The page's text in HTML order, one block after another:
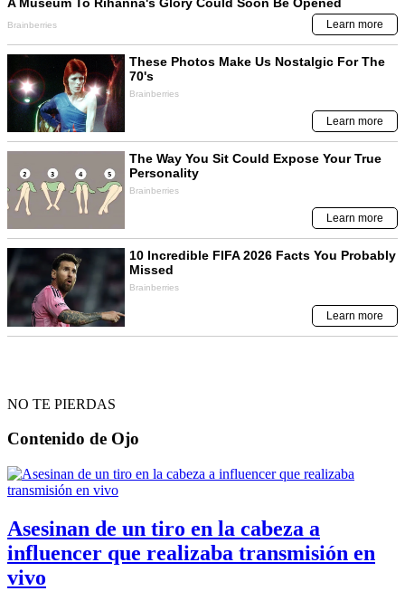
NO TE PIERDAS
Contenido de Ojo
Asesinan de un tiro en la cabeza a
influencer que realizaba transmisión en
vivo